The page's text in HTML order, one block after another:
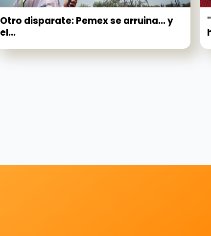
Otro disparate: Pemex se arruina... y
el...